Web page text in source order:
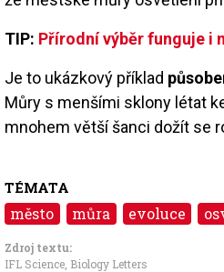
TIP: Přírodní výběr funguje i
Je to ukázkový příklad
Můry s menšími sklony létat
mnohem větší šanci dožít se
TÉMATA
město můra evoluce
Zdroj textu:
IFL Science, Biology Letters